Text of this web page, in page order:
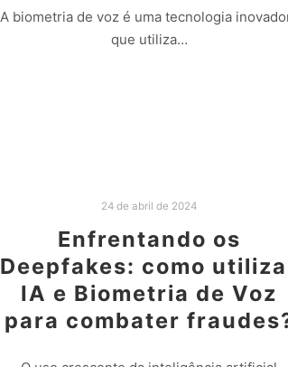
A biometria de voz é uma tecnologia
que utiliza…
24 de abril de 2024
Enfrentando os
Deepfakes: como
IA e Biometria de Voz
para combater